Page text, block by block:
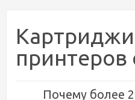
принтеров
Почему более